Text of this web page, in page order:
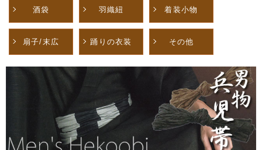
酒袋 羽織紐 着装小物
扇子/末広 踊りの衣装 その他